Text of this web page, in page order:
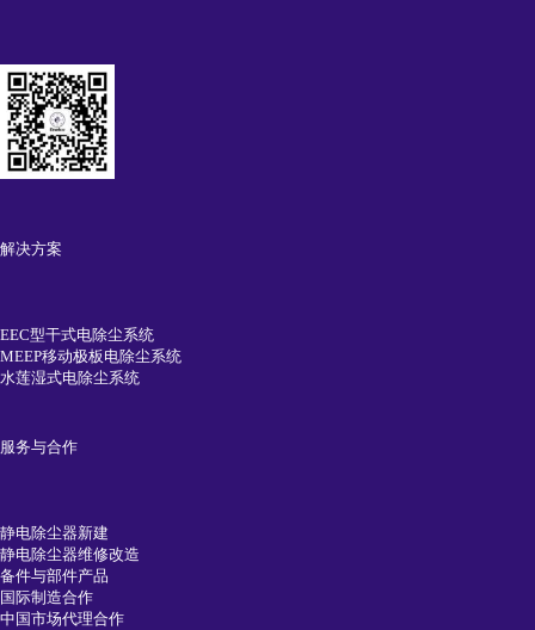
解决方案
EEC型干式电除尘系统
MEEP移动极板电除尘系统
水莲湿式电除尘系统
服务与合作
静电除尘器新建
静电除尘器维修改造
备件与部件产品
国际制造合作
中国市场代理合作